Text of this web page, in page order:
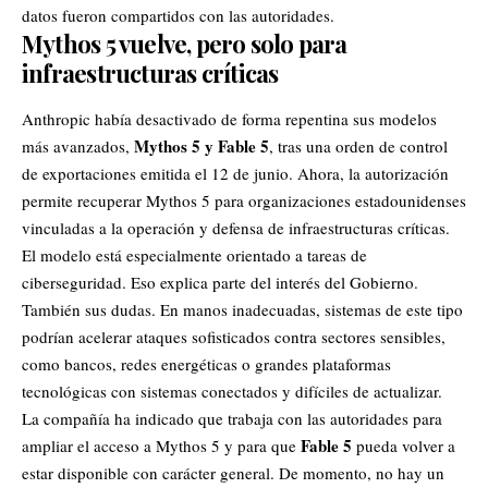
datos fueron compartidos con las autoridades.
Mythos 5 vuelve, pero solo para
infraestructuras críticas
Anthropic había desactivado de forma repentina sus modelos
más avanzados, Mythos 5 y Fable 5, tras una orden de control
de exportaciones emitida el 12 de junio. Ahora, la autorización
permite recuperar Mythos 5 para organizaciones estadounidenses
vinculadas a la operación y defensa de infraestructuras críticas.
El modelo está especialmente orientado a tareas de
ciberseguridad. Eso explica parte del interés del Gobierno.
También sus dudas. En manos inadecuadas, sistemas de este tipo
podrían acelerar ataques sofisticados contra sectores sensibles,
como bancos, redes energéticas o grandes plataformas
tecnológicas con sistemas conectados y difíciles de actualizar.
La compañía ha indicado que trabaja con las autoridades para
ampliar el acceso a Mythos 5 y para que Fable 5 pueda volver a
estar disponible con carácter general. De momento, no hay un